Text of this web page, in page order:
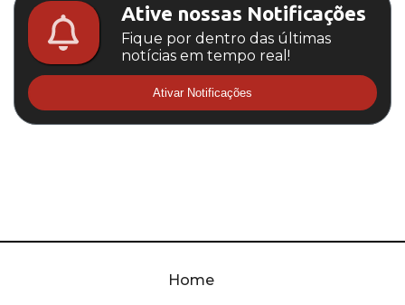
Ative nossas Notificações
Fique por dentro das últimas
notícias em tempo real!
Ativar Notificações
Home